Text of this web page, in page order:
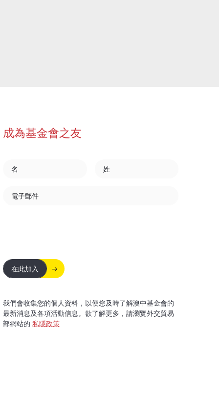
成為基金會之友
電子郵件
在此加入
我們會收集您的個人資料，以便您及時了解澳中基金會的
最新消息及各項活動信息。欲了解更多，請瀏覽外交貿易
部網站的 私隱政策